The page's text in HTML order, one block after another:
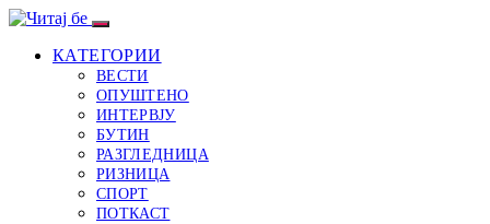
КАТЕГОРИИ
ВЕСТИ
ОПУШТЕНО
ИНТЕРВЈУ
БУТИН
РАЗГЛЕДНИЦА
РИЗНИЦА
СПОРТ
ПОТКАСТ